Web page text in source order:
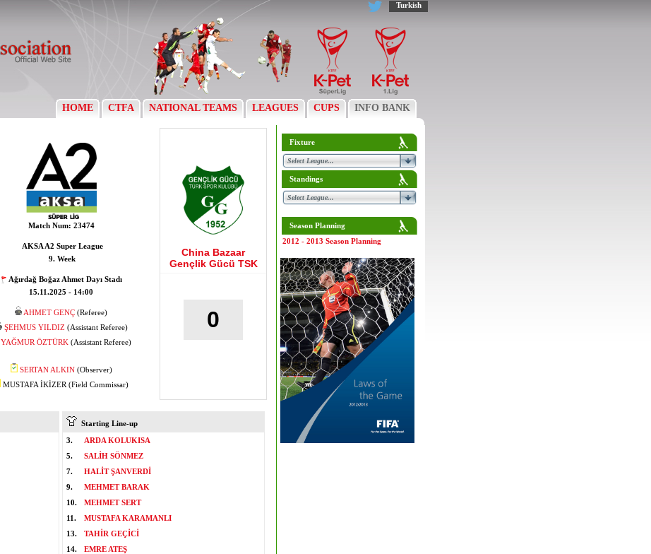
Turkish
HOME CTFA NATIONAL TEAMS LEAGUES CUPS INFO BANK
Match Num: 23474
AKSA A2 Super League
9. Week
Ağırdağ Boğaz Ahmet Dayı Stadı
15.11.2025 - 14:00
AHMET GENÇ (Referee)
ŞEHMUS YILDIZ (Assistant Referee)
YAĞMUR ÖZTÜRK(Assistant Referee)
SERTAN ALKIN(Observer)
MUSTAFA İKİZER (Field Commissar)
China Bazaar
Gençlik Gücü TSK
0
Starting Line-up
3.
ARDA KOLUKISA
5.
SALİH SÖNMEZ
7.
HALİT ŞANVERDİ
9.
MEHMET BARAK
10.
MEHMET SERT
11.
MUSTAFA KARAMANLI
13.
TAHİR GEÇİCİ
14.
EMRE ATEŞ
Fixture
Standings
Season Planning
2012 - 2013 Season Planning